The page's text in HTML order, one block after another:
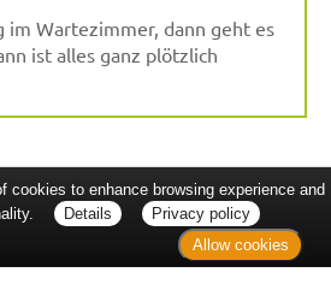
im Wartezimmer, dann geht es
ist alles ganz plötzlich
cookies to enhance browsing experience and
Details
Privacy policy
Allow cookies